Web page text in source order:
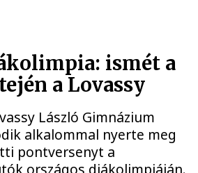
ismét a
a Lovassy
László Gimnázium
alkalommal nyerte meg
pontversenyt a
országos diákolimpiáján.